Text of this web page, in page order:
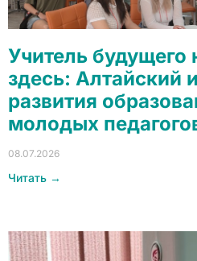
Учитель будущего
здесь: Алтайский
развития
молодых
08.07.2026
Читать →